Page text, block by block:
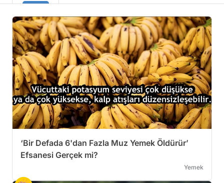
‘Bir Defada 6'dan Fazla Muz Yemek Öldürür’
Efsanesi Gerçek mi?
Yemek